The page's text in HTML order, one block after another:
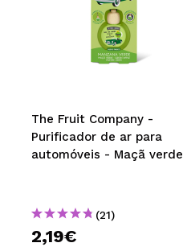
The Fruit Company -
Purificador de ar para
automóveis - Maçã verde
(21)
2,19€